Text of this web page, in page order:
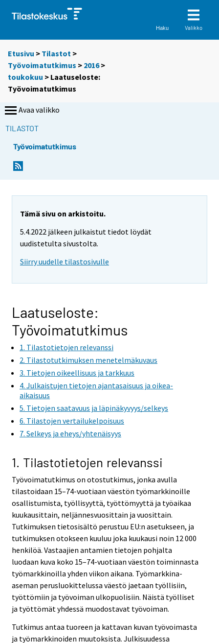
Haku Valikko
Etusivu > Tilastot >
Työvoimatutkimus > 2016>
toukokuu > Laatuseloste:
Työvoimatutkimus
Avaa valikko
TILASTOT
Työvoimatutkimus
Tämä sivu on arkistoitu.
5.4.2022 jälkeen julkaistut tiedot löydät
uudistetulta sivustolta.
Siirry uudelle tilastosivulle
Laatuseloste:
Työvoimatutkimus
1. Tilastotietojen relevanssi
2. Tilastotutkimuksen menetelmäkuvaus
3. Tietojen oikeellisuus ja tarkkuus
4. Julkaistujen tietojen ajantasaisuus ja oikea-
aikaisuus
5. Tietojen saatavuus ja läpinäkyvyys/selkeys
6. Tilastojen vertailukelpoisuus
7. Selkeys ja eheys/yhtenäisyys
1. Tilastotietojen relevanssi
Työvoimatutkimus on otostutkimus, jonka avulla
tilastoidaan 15–74-vuotiaan väestön työmarkkinoille
osallistumista, työllisyyttä, työttömyyttä ja työaikaa
kuukausittain, neljännesvuosittain ja vuosittain.
Tutkimuksen tietosisältö perustuu EU:n asetukseen, ja
tutkimuksen otokseen kuuluu joka kuukausi noin 12 000
henkilöä. Vastaajien antamien tietojen pohjalta
luodaan kuva koko 15–74-vuotiaan väestön toiminnasta
työmarkkinoilla yhden viikon aikana. Työmarkkina-
aseman perusluokittelussa väestö jaetaan työllisiin,
työttömiin ja työvoiman ulkopuolisiin. Näistä työlliset
ja työttömät yhdessä muodostavat työvoiman.
Tutkimus antaa tuoreen ja kattavan kuvan työvoimasta
ja työmarkkinoiden muutoksista. Julkisuudessa